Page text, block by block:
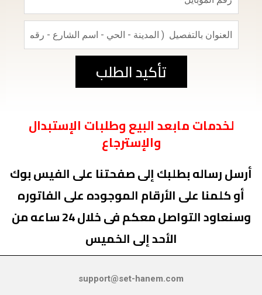
تأكيد الطلب
لخدمات مابعد البيع وطلبات الإستبدال
والإسترجاع
أرسل رساله بطلبك إلى صفحتنا على الفيس بوك
أو كلمنا على الأرقام الموجوده على الفاتوره
وسنعاود التواصل معكم فى خلال 24 ساعه من
الأحد إلى الخميس
support@set-hanem.com